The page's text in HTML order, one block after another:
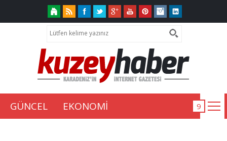
GÜNCEL EKONOMİ